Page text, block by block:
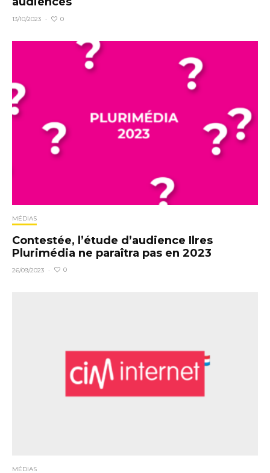
13/10/2023 · 0
MÉDIAS
Contestée, l’étude d’audience Ilres
Plurimédia ne paraîtra pas en 2023
26/09/2023 · 0
MÉDIAS